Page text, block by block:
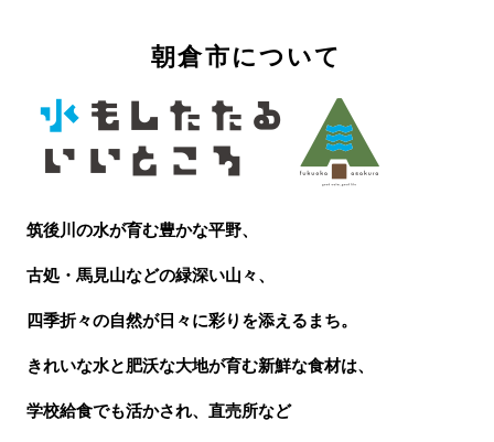
朝倉市について
筑後川の水が育む豊かな平野、
古処・馬見山などの緑深い山々、
四季折々の自然が日々に彩りを添えるまち。
きれいな水と肥沃な大地が育む新鮮な食材は、
学校給食でも活かされ、直売所など